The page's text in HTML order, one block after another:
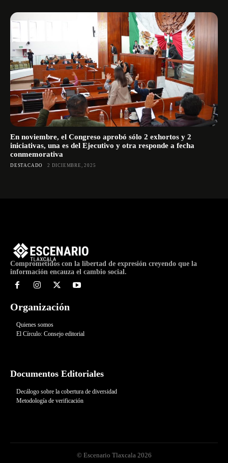
En noviembre, el Congreso aprobó sólo 2 exhortos y 2
iniciativas, una es del Ejecutivo y otra responde a fecha
conmemorativa
DESTACADO 2 DICIEMBRE, 2025
Comprometidos con la libertad de expresión creyendo que la
información encauza el cambio social.
Organización
Quienes somos
El Círculo: Consejo editorial
Documentos Editoriales
Decálogo sobre la cobertura de diversidad
Metodología de verificación
© Escenario Tlaxcala 2026